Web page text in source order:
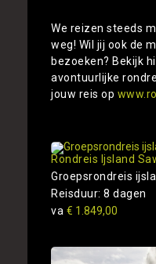
We reizen steeds
weg! Wil jij ook de
bezoeken? Bekijk
avontuurlijke
jouw reis op
Rondreis Ijsland
Groepsrondreis
Reisduur: 8 dagen
va € 1.849,00